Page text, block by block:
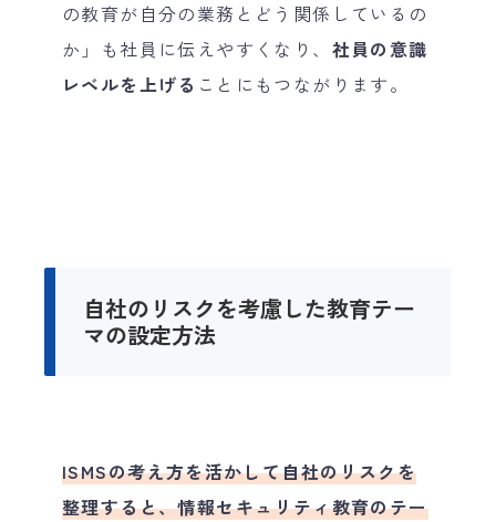
の教育が自分の業務とどう関係しているの
か」も社員に伝えやすくなり、 社員の意識
レベルを上げる ことにもつながります。
自社のリスクを考慮した教育テー
マの設定方法
ISMSの考え方を活かして自社のリスクを
整理すると、情報セキュリティ教育のテー